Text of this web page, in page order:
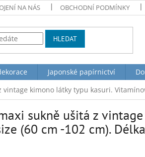
NA NÁS OBCHODNÍ PODMÍNKY
HLEDAT
Japonské papírnictví
kimono látky typu kasuri.
sukně ušitá z
(60 cm -102 cm).